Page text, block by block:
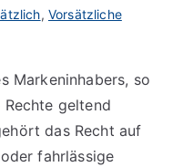
, Vorsätzliche
Markeninhabers, so
Rechte geltend
das Recht auf
fahrlässige